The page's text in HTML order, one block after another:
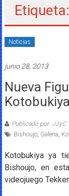
Noticias
entretenimiento
para
coleccionistas.
Noticias
junio 28, 2013
Nueva
Publicado por: JJyC
Bishoujo, Galeria,
Kotobukiya ya
Bishoujo, en
videojuego